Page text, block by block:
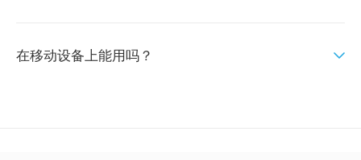
在移动设备上能用吗？